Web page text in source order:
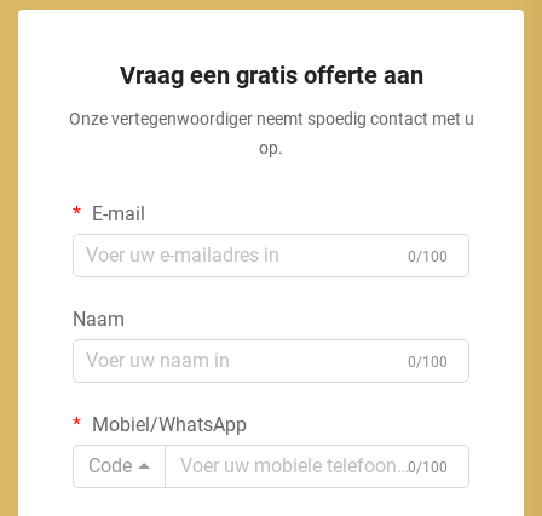
Vraag een gratis offerte aan
Onze vertegenwoordiger neemt spoedig contact met u
op.
E-mail
0/100
Naam
0/100
Mobiel/WhatsApp
Code
0/100